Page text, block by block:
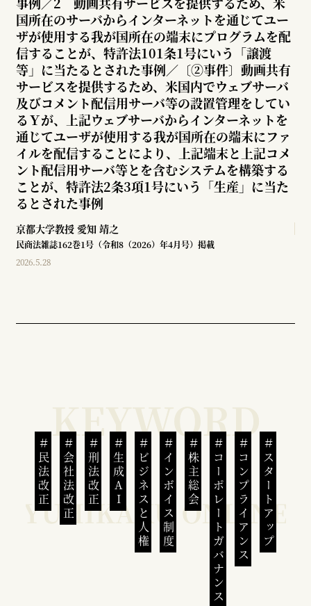
国所在のサーバからインターネットを通じてユー
ザが使用する我が国所在の端末にプログラムを配
信することが、特許法101条1号にいう「譲渡
等」に当たるとされた事例／〔②事件〕動画共有
サービスを提供するため、米国内でウェブサーバ
及びコメント配信用サーバ等の設置管理をしてい
るＹが、上記ウェブサーバからインターネットを
通じてユーザが使用する我が国所在の端末にファ
イルを配信することにより、上記端末と上記コメ
ント配信用サーバ等とを含むシステムを構築する
ことが、特許法2条3項1号にいう「生産」に当た
るとされた事例
京都大学教授 愛知 靖之
民商法雑誌162巻1号（令和8（2026）年4月号）掲載
2026.5.28
民法改正 会社法改正 刑法改正 生成AI ビジネスと人権インボイス制度 株主総会 コーポレートガバナンスコンプライアンススタートアップ